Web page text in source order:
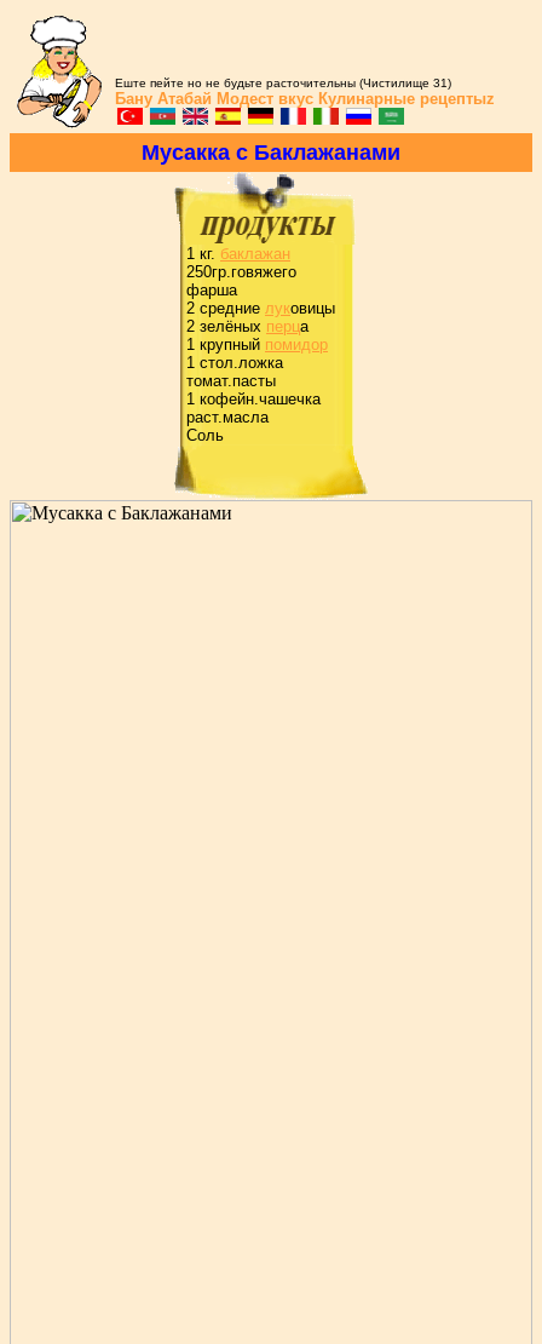
Еште пейте но не будьте расточительны (Чистилище 31)
Бану Атабай Модест вкус Кулинарные рецептыz
Мусакка с Баклажанами
1 кг. баклажан
250гp.говяжего
фаpша
2 сpедние луковицы
2 зелёных пеpца
1 кpупный помидоp
1 стол.ложка
томат.пасты
1 кофейн.чашечка
pаст.масла
Соль